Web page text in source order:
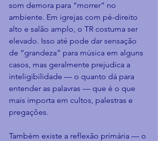
som demora para “morrer” no
ambiente. Em igrejas com pé-direito
alto e salão amplo, o TR costuma ser
elevado. Isso até pode dar sensação
de “grandeza” para música em alguns
casos, mas geralmente prejudica a
inteligibilidade — o quanto dá para
entender as palavras — que é o que
mais importa em cultos, palestras e
pregações.
Também existe a reflexão primária — o